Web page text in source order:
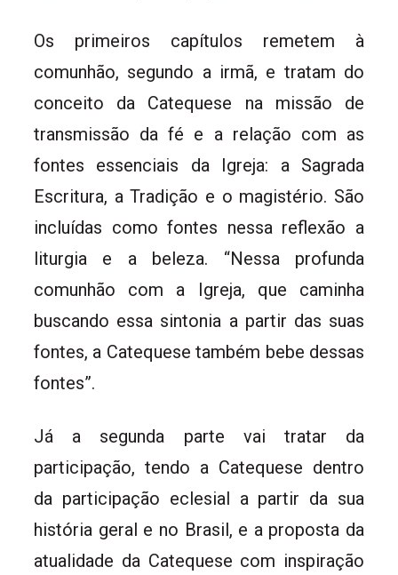
Os primeiros capítulos remetem à
comunhão, segundo a irmã, e tratam do
conceito da Catequese na missão de
transmissão da fé e a relação com as
fontes essenciais da Igreja: a Sagrada
Escritura, a Tradição e o magistério. São
incluídas como fontes nessa reflexão a
liturgia e a beleza. “Nessa profunda
comunhão com a Igreja, que caminha
buscando essa sintonia a partir das suas
fontes, a Catequese também bebe dessas
fontes”.
Já a segunda parte vai tratar da
participação, tendo a Catequese dentro
da participação eclesial a partir da sua
história geral e no Brasil, e a proposta da
atualidade da Catequese com inspiração